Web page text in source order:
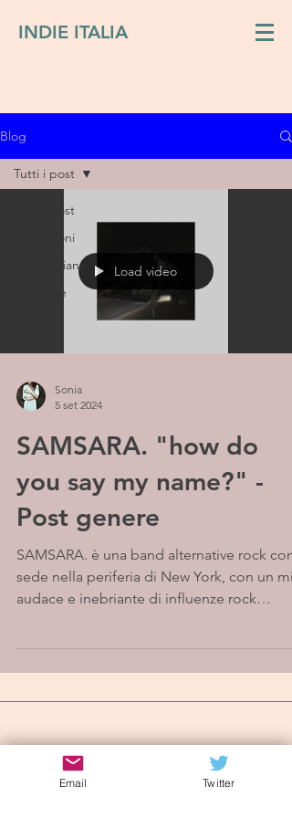
INDIE ITALIA
Blog
Tutti i post
Recensioni
Indie italiano
Interviste
Tutti i post
Load video
Sonia
5 set 2024
SAMSARA. "how do
you say my name?" -
Post genere
SAMSARA. è una band alternative rock con
sede nella periferia di New York, con un mix
audace e inebriante di influenze rock
Iscriviti alla mailing list
Email Twitter